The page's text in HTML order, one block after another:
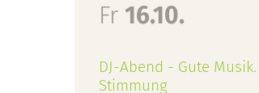
Fr 16.10.
DJ-Abend - Gute
Stimmung